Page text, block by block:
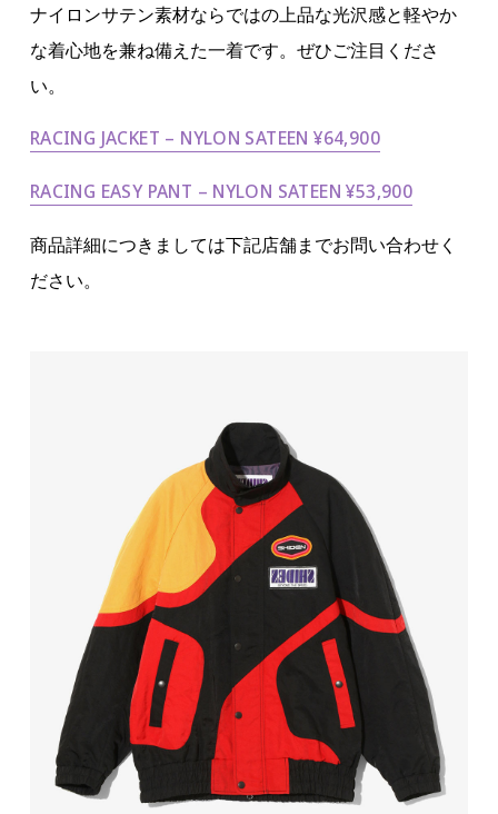
ナイロンサテン素材ならではの上品な光沢感と軽やか
な着心地を兼ね備えた一着です。ぜひご注目くださ
い。
RACING JACKET – NYLON SATEEN ¥64,900
RACING EASY PANT – NYLON SATEEN ¥53,900
商品詳細につきましては下記店舗までお問い合わせく
ださい。